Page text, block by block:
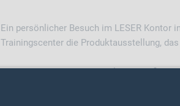
Ein persönlicher Besuch im LESER Kontor
Trainingscenter die Produktausstellung,
Dieses Training ist auch Teil der